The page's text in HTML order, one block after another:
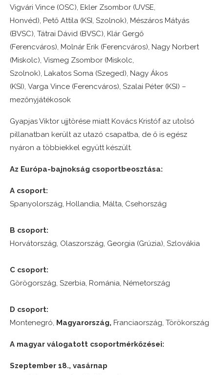
Vigvári Vince (OSC), Ekler Zsombor (UVSE,
Honvéd), Pető Attila (KSI, Szolnok), Mészáros Mátyás
(BVSC), Tátrai Dávid (BVSC), Klár Gergő
(Ferencváros), Molnár Erik (Ferencváros), Nagy Norbert
(Miskolc), Vismeg Zsombor (Miskolc,
Szolnok), Lakatos Soma (Szeged), Nagy Ákos
(KSI), Varga Vince (Ferencváros), Szalai Péter (KSI) –
mezőnyjátékosok
Gyapjas Viktor ujjtörése miatt Kovács Kristóf az utolsó
pillanatban került az utazó csapatba, de ő is egész
nyáron a többiekkel együtt készült.
Az Európa-bajnokság csoportbeosztása:
A csoport:
Spanyolország, Hollandia, Málta, Csehország
B csoport:
Horvátország, Olaszország, Georgia (Grúzia), Szlovákia
C csoport:
Görögország, Szerbia, Románia, Németország
D csoport:
Montenegró, Magyarország, Franciaország, Törökország
A magyar válogatott csoportmérkőzései:
Szeptember 18., vasárnap